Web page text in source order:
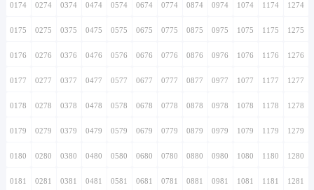
0174 0274 0374 0474 0574 0674 0774 0874 0974 1074 1174 1274
0175 0275 0375 0475 0575 0675 0775 0875 0975 1075 1175 1275
0176 0276 0376 0476 0576 0676 0776 0876 0976 1076 1176 1276
0177 0277 0377 0477 0577 0677 0777 0877 0977 1077 1177 1277
0178 0278 0378 0478 0578 0678 0778 0878 0978 1078 1178 1278
0179 0279 0379 0479 0579 0679 0779 0879 0979 1079 1179 1279
0180 0280 0380 0480 0580 0680 0780 0880 0980 1080 1180 1280
0181 0281 0381 0481 0581 0681 0781 0881 0981 1081 1181 1281